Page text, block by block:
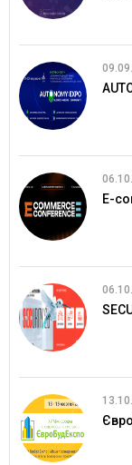
E-